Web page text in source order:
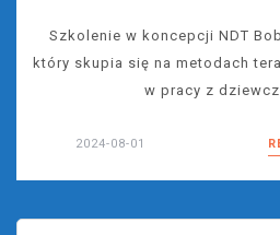
Szkolenie w koncepcji NDT
który skupia się na metodach
w pracy z
2024-08-01